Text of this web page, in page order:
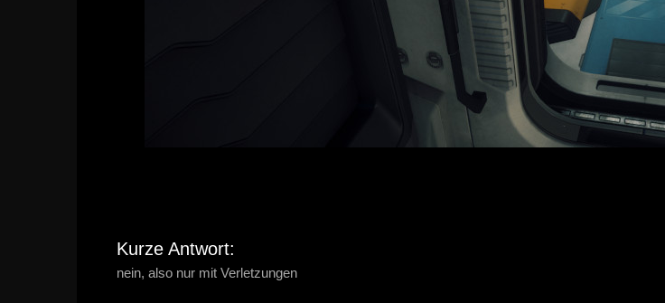
Kurze Antwort:
nein, also nur mit Verletzungen